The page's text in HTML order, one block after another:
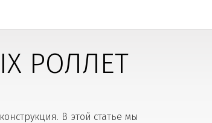
РОЛЛЕТ
В этой статье мы